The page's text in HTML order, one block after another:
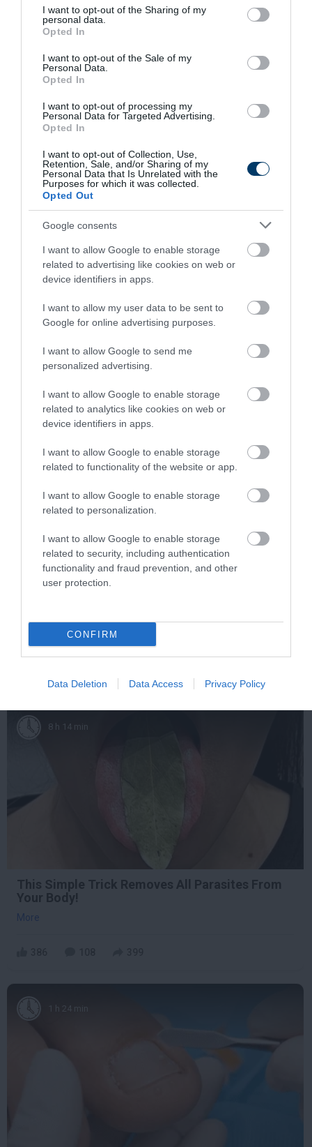
not limited to your visit or usage behaviour. You may click to
grant or deny consent to Google and its third-party tags to
use your data for below specified purposes in below Google
consent section.
I want to opt-out of the Sharing of my
personal data.
Opted In
I want to opt-out of the Sale of my
Personal Data.
Opted In
I want to opt-out of processing my
Personal Data for Targeted Advertising.
Opted In
I want to opt-out of Collection, Use,
Retention, Sale, and/or Sharing of my
Personal Data that Is Unrelated with the
Purposes for which it was collected.
Opted Out
Google consents
I want to allow Google to enable storage
related to advertising like cookies on web or
device identifiers in apps.
I want to allow my user data to be sent to
Google for online advertising purposes.
I want to allow Google to send me
personalized advertising.
I want to allow Google to enable storage
related to analytics like cookies on web or
device identifiers in apps.
I want to allow Google to enable storage
related to functionality of the website or app.
I want to allow Google to enable storage
related to personalization.
I want to allow Google to enable storage
related to security, including authentication
functionality and fraud prevention, and other
user protection.
CONFIRM
Data Deletion Data Access Privacy Policy
egyetlen percben!
Ha vizuálisan is szeretnél ízelítőt kapni ezekről a
helyszínekről, akkornézd meg a következő YouTube-videót
amely dinamikus, rövid összeállításban mutatja be ezt az öt
7 h 53 min
Fungus Is A Parasite, And It Dies From A Drop Of
201 41 131
8 h 14 min
This Simple Trick Removes All Parasites From
Your Body!
More
1 h 24 min